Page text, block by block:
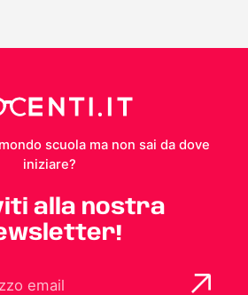
scuola ma non sai da dove
iniziare?
alla nostra